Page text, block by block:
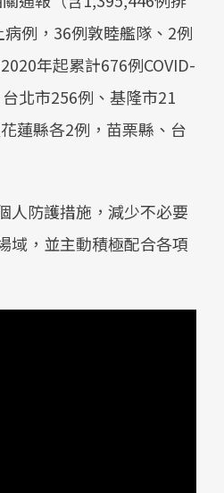
例，36例敦睦艦隊、2例
年起累計676例COVID-
北市256例、基隆市21
蓮縣各2例，苗栗縣、台
人防護措施，減少不必要
域，並主動積極配合各項